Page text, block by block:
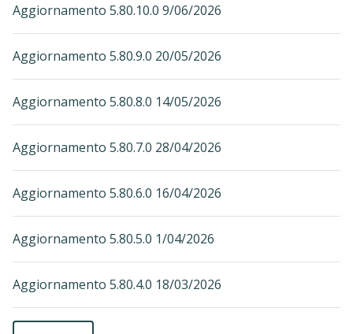
Aggiornamento 5.80.10.0 9/06/2026
Aggiornamento 5.80.9.0 20/05/2026
Aggiornamento 5.80.8.0 14/05/2026
Aggiornamento 5.80.7.0 28/04/2026
Aggiornamento 5.80.6.0 16/04/2026
Aggiornamento 5.80.5.0 1/04/2026
Aggiornamento 5.80.4.0 18/03/2026